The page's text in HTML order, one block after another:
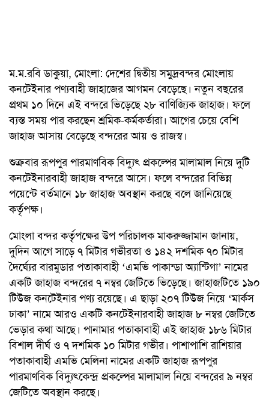
ম.ম.রবি ডাকুয়া, মোংলা: দেশের দ্বিতীয় সমুদ্রবন্দর মোংলায়
কনটেইনার পণ্যবাহী জাহাজের আগমন বেড়েছে। নতুন বছরের
প্রথম ১০ দিনে এই বন্দরে ভিড়েছে ২৮ বাণিজ্যিক জাহাজ। ফলে
ব্যস্ত সময় পার করছেন শ্রমিক-কর্মকর্তারা। আগের চেয়ে বেশি
জাহাজ আসায় বেড়েছে বন্দরের আয় ও রাজস্ব।
শুক্রবার রূপপুর পারমাণবিক বিদ্যুৎ প্রকল্পের মালামাল নিয়ে দুটি
কনটেইনারবাহী জাহাজ বন্দরে আসে। ফলে বন্দরের বিভিন্ন
পয়েন্টে বর্তমানে ১৮ জাহাজ অবস্থান করছে বলে জানিয়েছে
কর্তৃপক্ষ।
মোংলা বন্দর কর্তৃপক্ষের উপ পরিচালক মাকরুজ্জামান জানায়,
দুদিন আগে সাড়ে ৭ মিটার গভীরতা ও ১৪২ দশমিক ৭০ মিটার
দৈর্ঘ্যের বারমুডার পতাকাবাহী ‘এমভি পাকান্ডা অ্যান্টিগা’ নামের
একটি জাহাজ বন্দরের ৭ নম্বর জেটিতে ভিড়েছে। জাহাজটিতে ১৯০
টিউজ কনটেইনার পণ্য রয়েছে। এ ছাড়া ২০৭ টিউজ নিয়ে ‘মার্কস
ঢাকা’ নামে আরও একটি কনটেইনারবাহী জাহাজ ৮ নম্বর জেটিতে
ভেড়ার কথা আছে। পানামার পতাকাবাহী এই জাহাজ ১৮৬ মিটার
বিশাল দীর্ঘ ও ৭ দশমিক ১০ মিটার গভীর। পাশাপাশি রাশিয়ার
পতাকাবাহী এমভি মেলিনা নামের একটি জাহাজ রূপপুর
পারমাণবিক বিদ্যুৎকেন্দ্র প্রকল্পের মালামাল নিয়ে বন্দরের ৯ নম্বর
জেটিতে অবস্থান করছে।